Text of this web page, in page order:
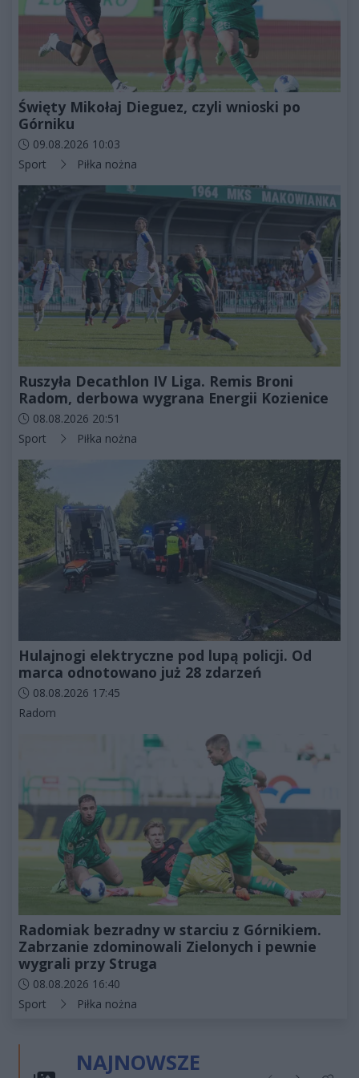
Święty Mikołaj Dieguez, czyli wnioski po
Górniku
Data dodania artykułu:
09.08.2026 10:03
Kategorie artykułu:
Sport Piłka nożna
Ruszyła Decathlon IV Liga. Remis Broni
Radom, derbowa wygrana Energii Kozienice
Data dodania artykułu:
08.08.2026 20:51
Kategorie artykułu:
Sport Piłka nożna
Hulajnogi elektryczne pod lupą policji. Od
marca odnotowano już 28 zdarzeń
Data dodania artykułu:
08.08.2026 17:45
Kategorie artykułu:
Radom
Radomiak bezradny w starciu z Górnikiem.
Zabrzanie zdominowali Zielonych i pewnie
wygrali przy Struga
Data dodania artykułu:
08.08.2026 16:40
Kategorie artykułu:
Sport Piłka nożna
NAJNOWSZE